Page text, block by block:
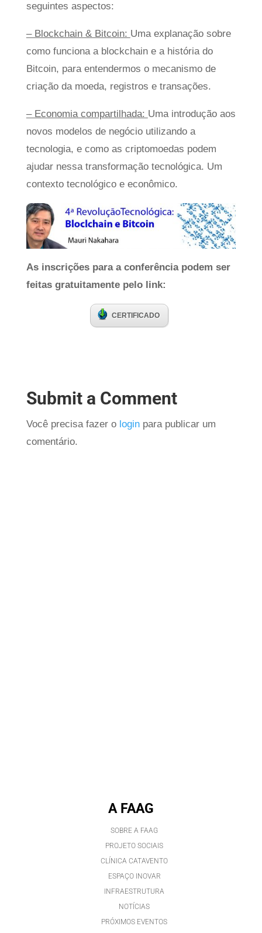
seguintes aspectos:
– Blockchain & Bitcoin: Uma explanação sobre
como funciona a blockchain e a história do
Bitcoin, para entendermos o mecanismo de
criação da moeda, registros e transações.
– Economia compartilhada: Uma introdução aos
novos modelos de negócio utilizando a
tecnologia, e como as criptomoedas podem
ajudar nessa transformação tecnológica. Um
contexto tecnológico e econômico.
As inscrições para a conferência podem ser
feitas gratuitamente pelo link:
CERTIFICADO
Submit a Comment
Você precisa fazer o loginpara publicar um
comentário.
A FAAG
SOBRE A FAAG
PROJETO SOCIAIS
CLÍNICA CATAVENTO
ESPAÇO INOVAR
INFRAESTRUTURA
NOTÍCIAS
PRÓXIMOS EVENTOS